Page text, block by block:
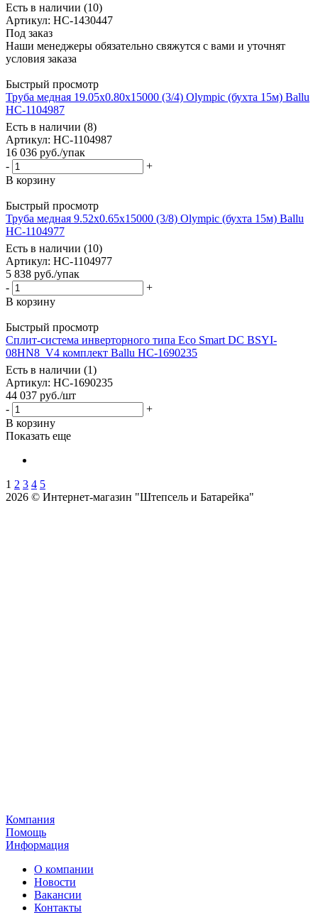
Есть в наличии (10)
Артикул: НС-1430447
Под заказ
Наши менеджеры обязательно свяжутся с вами и уточнят
условия заказа
Быстрый просмотр
Труба медная 19.05х0.80х15000 (3/4) Olympic (бухта 15м) Ballu
НС-1104987
Есть в наличии (8)
Артикул: НС-1104987
16 036 руб./упак
-
+
В корзину
Быстрый просмотр
Труба медная 9.52х0.65х15000 (3/8) Olympic (бухта 15м) Ballu
НС-1104977
Есть в наличии (10)
Артикул: НС-1104977
5 838 руб./упак
-
+
В корзину
Быстрый просмотр
Сплит-система инверторного типа Eco Smart DC BSYI-
08HN8_V4 комплект Ballu НС-1690235
Есть в наличии (1)
Артикул: НС-1690235
44 037 руб./шт
-
+
В корзину
Показать еще
1 2 3 4 5
2026 © Интернет-магазин "Штепсель и Батарейка"
Компания
Помощь
Информация
О компании
Новости
Вакансии
Контакты